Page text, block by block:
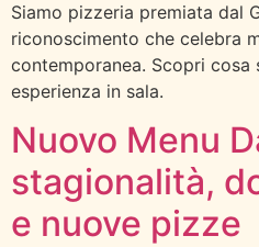
Siamo pizzeria premiata dal
riconoscimento che celebra
contemporanea. Scopri cosa
esperienza in sala.
Nuovo Menu
stagionalità,
e nuove pizze